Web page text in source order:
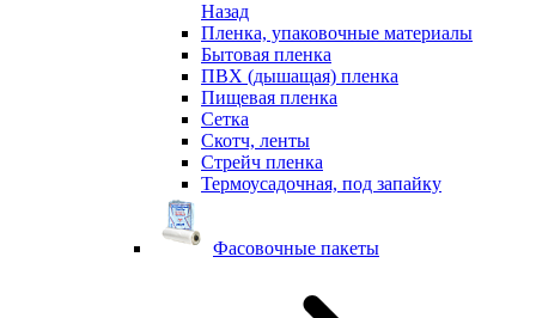
Назад
Пленка, упаковочные материалы
Бытовая пленка
ПВХ (дышащая) пленка
Пищевая пленка
Сетка
Скотч, ленты
Стрейч пленка
Термоусадочная, под запайку
Фасовочные пакеты